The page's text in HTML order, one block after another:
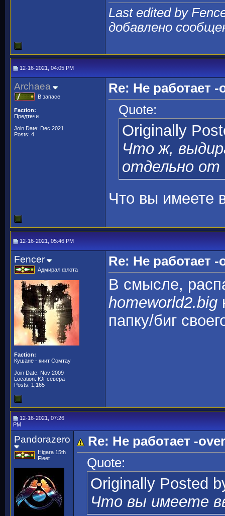
Last edited by
добавлено
12-16-2021, 04:05 PM
Archaea
В запасе
Faction:
Предтечи
Join Date: Dec 2021
Posts: 4
Re: Не работает
Quote:
Originally
Что ж,
отдельно от
Что вы имеете
12-16-2021, 05:46 PM
Fencer
Адмирал флота
Faction:
Кушане - киит Сомтау
Join Date: Nov 2009
Location: Юг севера
Posts: 1,165
Re: Не работает
В смысле,
homeworld2.big
папку/биг
12-16-2021, 07:26
PM
Pandorazero
Higara 15th
Fleet
Re: Не работает -
Quote:
Originally Posted
Что вы имеете